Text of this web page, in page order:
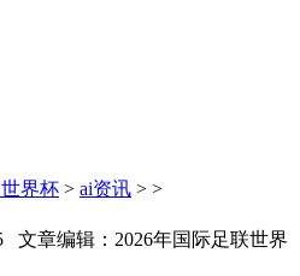
界杯 > ai资讯 > >
文章编辑：2026年国际足联世界